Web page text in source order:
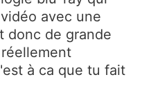
avec une
donc de grande
à ca que tu fait